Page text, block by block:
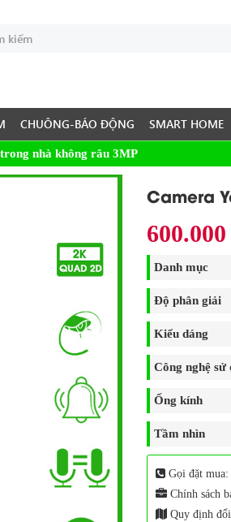
CHUÔNG-BÁO ĐỘNG SMART HOME
nhà không râu 3MP
Camera
Danh mục
Độ phân giải
Kiểu dáng
Công nghệ sử
Ống kính
Tầm nhìn
Gọi đặt mua:
Chính sách
Quy định